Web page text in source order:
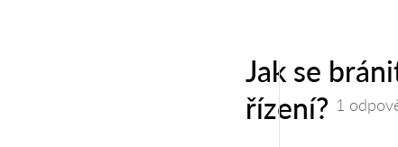
Jak se
řízení? 1